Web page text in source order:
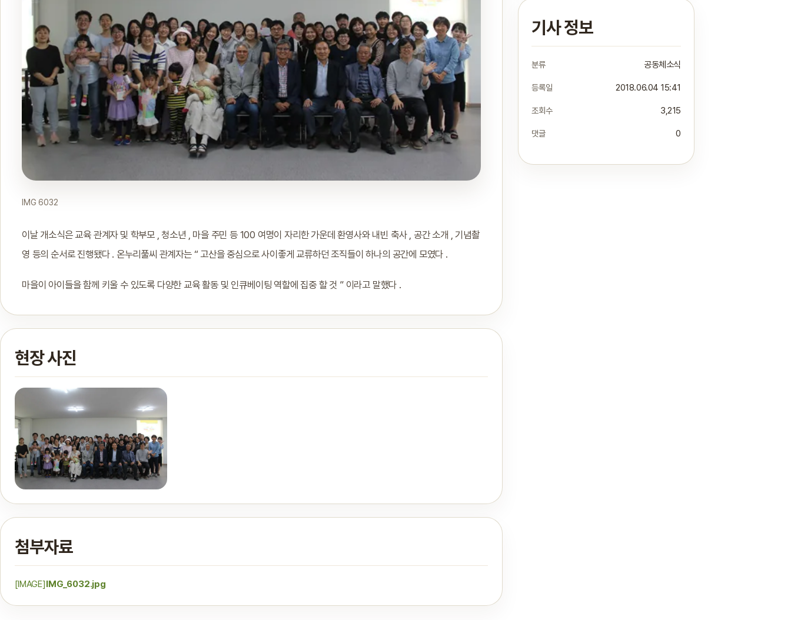
IMG 6032
이날 개소식은 교육 관계자 및 학부모 , 청소년 , 마을 주민 등 100 여명이 자리한 가운데 환영사와 내빈 축사 , 공간 소개 , 기념촬
영 등의 순서로 진행됐다 . 온누리풀씨 관계자는 “ 고산을 중심으로 사이좋게 교류하던 조직들이 하나의 공간에 모였다 .
마을이 아이들을 함께 키울 수 있도록 다양한 교육 활동 및 인큐베이팅 역할에 집중 할 것 ” 이라고 말했다 .
현장 사진
첨부자료
[IMAGE]IMG_6032.jpg
기사 정보
분류 공동체소식
등록일 2018.06.04 15:41
조회수 3,215
댓글 0